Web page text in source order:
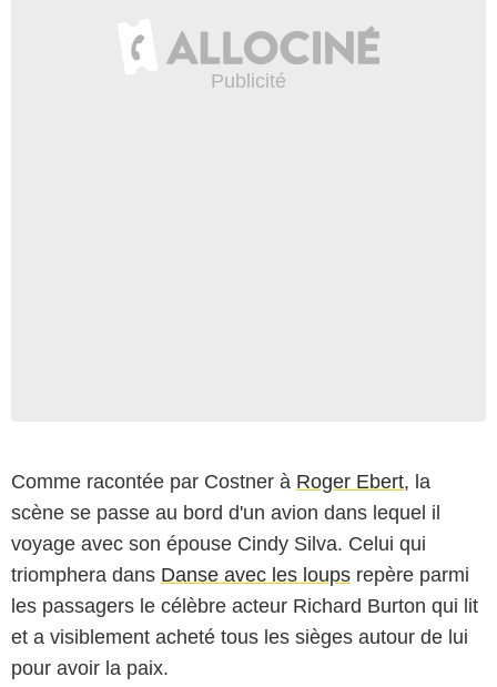
Comme racontée par Costner à Roger Ebert, la
scène se passe au bord d'un avion dans lequel il
voyage avec son épouse Cindy Silva. Celui qui
triomphera dans Danse avec les loups repère parmi
les passagers le célèbre acteur Richard Burton qui lit
et a visiblement acheté tous les sièges autour de lui
pour avoir la paix.
Columbia Pictures